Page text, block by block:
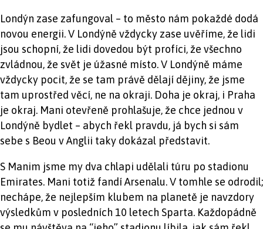
Londýn zase zafungoval – to město nám pokaždé dodá
novou energii. V Londýně vždycky zase uvěříme, že lidi
jsou schopní, že lidi dovedou být profíci, že všechno
zvládnou, že svět je úžasné místo. V Londýně máme
vždycky pocit, že se tam právě dělají dějiny, že jsme
tam uprostřed věcí, ne na okraji. Doha je okraj, i Praha
je okraj. Mani otevřeně prohlašuje, že chce jednou v
Londýně bydlet – abych řekl pravdu, já bych si sám
sebe s Beou v Anglii taky dokázal představit.
S Manim jsme my dva chlapi udělali túru po stadionu
Emirates. Mani totiž fandí Arsenalu. V tomhle se odrodil;
nechápe, že nejlepším klubem na planetě je navzdory
výsledkům v posledních 10 letech Sparta. Každopádně